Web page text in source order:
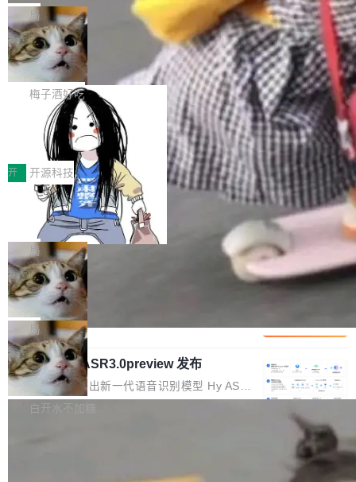
可控性和代码质量提出了更高要求。 首先是数据
安全与合规要求。对于大多数普通研发场景，公
有云模型能够满足快速试用和效率提升的需求。
但对于金融、能源、医疗等对数据安全要求较...
各业的Agent走向规模化建设，算力构成形态逐
渐丰富，用户关注的重点也在发生变化：不只是
让AI用起来，还要进一步看清混合算力时代下，
Token花在哪里、算力是否被充分利用，以及持
续增长的AI成本该如何优化。 深信服AI算力网关
正是围绕这些实际问题，从Token治理和成本治
理两个方面，让用户的每一份算力都看得清、管
得住、用得稳、省得下、更安全！ 一、从现在开
始，Token使用一目...
Bigtable 作者之一。TensorFlow 的作者之一。
Gemini 的架构师。Google 首席科学家。 Jeff D
ean 在 Google 工作了 27 年后，宣布离职。 他
不是一个人走。一同离开的还有 Sanjay Ghema
wat（Google 员工编号 23，Jeff Dean 二十多
年的编程搭档，MapReduce 和 Bigtable 的共同
作者）、Quoc Le（Google 大脑核心成员，Se
q2Seq 和 DocAI 的共同发明人）以及 Oriol Vin
yals（Gemini 联合负责人，AlphaSta...
局
🔥 SolonCode v2026.8.4 发布：界面
字体可调、22 种语言、记忆搜索增强
打开终端就能上岗的全中文编码智能体，这一轮
把「看得清、用母语、记得住」三件事一次补
齐。 SolonCode 是什么 SolonCode 是杭州无
耳科技研发的企业级终端编码智能体——一位全
中文驱动的数字员工，自主理解需求、规划步
骤、编写代码。不挑模型、不挑平台，curl 一行
装完即用。 开源地址：Gitee · GitCode · GitHu
b 安装 支持 Java 8+（8~26）、macOS / Linu
x / Windows / Harmony PC。 # macOS / Linu
x / Harmony PC curl -fsSL https://solon.noea
r.org/solon...
梅子酒好吃
让“代码语义理解”深度释放AI Coding
价值潜能：华为云码道（CodeArts）
代码仓技术解析
一、代码仓深度理解技术的作用与价值 在软件工
程实践中，代码仓是企业核心知识资产的主要载
体。企业级代码仓库通常包含数十万乃至数百万
个文件，其规模远超单次模型调用可承载的上下
文窗口。随着项目规模的持续扩张与代码历史的
不断累积，代码仓中的模块关系、接口契约、业
务逻辑等关键信息往往分散于数十乃至数百个文
件之中，形成高度复杂的知识关联网络。传统的
代码检索手段（如关键词匹配、目录遍历）仅能
在语法层面完成文本定位，难以触及代码的语义
内涵与结构关联，导致开发者使用代码智能体在
理解大规模代码仓时面临显著"代码仓理解"瓶
颈。 代码仓深度理解服务（以下简称" CodeBas
e深度理解服务"）是华为云码道（CodeA...
开 开源科技
一条“删库”命令跑 17 小时，算法工程
师删光 89TB 数据只为干私活
最高人民检察院8月4日公布了一起案件：北京一
名90后算法工程师王某，为了给自己接的私活腾
服务器空间，删光了公司AI游戏部门的全部核心
数据。 王某2024年1月入职东城区某科技公司AI
短剧部门，有互联网大厂背景。在公司内部架构
调整期间，部门三次通知全员将数据从A集群迁
移到B集群，王某都回复了"收到"。 他没有迁移
数据。2024年9月3日下午4点，他使用此前登录
的账号密码进入A集群，输入了一条被程序员圈
称为"删库跑路"的命令——最高管理员权限、无
局
Cloudflare 分享推理优化实践：KV ca
che 量化 + 权重压缩，吞吐量提升 4
1%，成本降 30%
Kimi 和 GLM 是当前最强的大模型系列之一，但
它们有一个共同的问题：太吃显存了。月之暗面
的 Kimi K 系列和智谱的 GLM 都是长上下文、M
oE 架构的大模型，好用到让人上瘾，但 GPU 显
存永远不够用。 Cloudflare 的 Workers AI 团队
一直在跑这些模型的推理。他们在官方博客上发
整性保护。效果是：吞吐量提升 41%，每 token
局
腾讯混元 Hy ASR3.0preview 发布
腾讯混元正式推出新一代语音识别模型 Hy ASR
3.0preview。基于最新一代大语言模型 Hy3 的
白开水不加糖